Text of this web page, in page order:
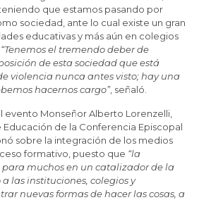
que estamos pasando por
sociedad, ante lo cual existe un gran
educativas y más aún en colegios
“Tenemos el tremendo deber de
de esta sociedad que está
violencia nunca antes visto; hay una
hacernos cargo”, señaló.
evento Monseñor Alberto Lorenzelli,
de la Conferencia Episcopal
sobre la integración de los medios
formativo, puesto que “la
muchos en un catalizador de la
las instituciones, colegios y
nuevas formas de hacer las cosas, a